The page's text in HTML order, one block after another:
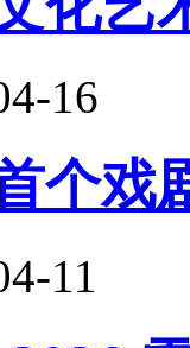
16
个戏
11